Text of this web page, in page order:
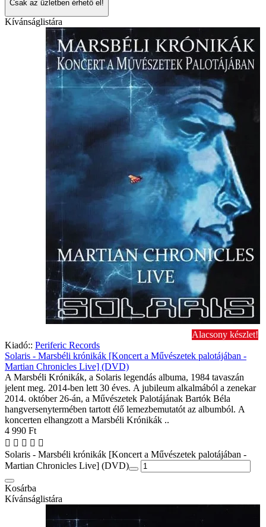
Csak az üzletben érhető el!
Kívánságlistára
Alacsony készlet!
Kiadó:: Periferic Records
Solaris - Marsbéli krónikák [Koncert a Művészetek palotájában -
Martian Chronicles Live] (DVD)
A Marsbéli Krónikák, a Solaris legendás albuma, 1984 tavaszán
jelent meg. 2014-ben lett 30 éves. A jubileum alkalmából a zenekar
2014. október 26-án, a Művészetek Palotájának Bartók Béla
hangversenytermében tartott élő lemezbemutatót az albumból. A
koncerten elhangzott a Marsbéli Krónikák ..
4 990 Ft
Solaris - Marsbéli krónikák [Koncert a Művészetek palotájában -
Martian Chronicles Live] (DVD)
Kosárba
Kívánságlistára